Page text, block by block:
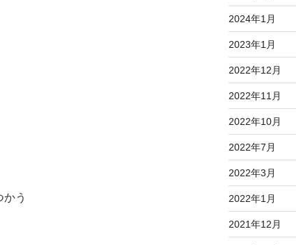
う
2024年1月
2023年1月
2022年12月
2022年11月
2022年10月
2022年7月
2022年3月
2022年1月
2021年12月